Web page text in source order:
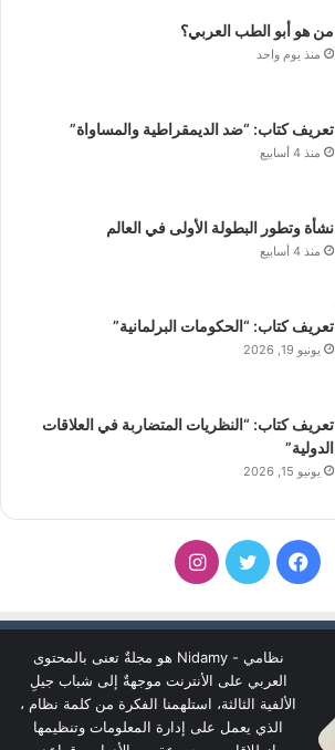
من هو أبو الطب العربي؟
منذ يوم واحد
تعريف كتاب: “ضد الديمقراطية والمساواة”
منذ 4 أسابيع
نشأة وتطور البطولة الأولى في العالم
منذ 4 أسابيع
تعريف كتاب: “الحكومات البرلمانية”
يونيو 19, 2026
تعريف كتاب: “النظريات المتضاربة في العلاقات
الدولية”
يونيو 15, 2026
فيسبوكتويتر انستقرام
نظامي - Nidamy هو مجلةٌ تعنى بالمحتوى
العربي على الأنترنت موجهةٌ إلى شباب جيلِ
الألفية الثالثة، استلهمنا الفكرة من كلمة نظام ،
الذي يعمل على إدارة المعلومات وتنظيمها